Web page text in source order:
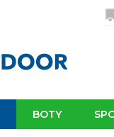
BOTY